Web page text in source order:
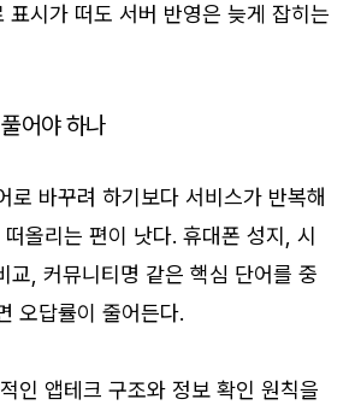
표시가 떠도 서버 반영은 늦게 잡히는
어야 하나
로 바꾸려 하기보다 서비스가 반복해
올리는 편이 낫다. 휴대폰 성지, 시
교, 커뮤니티명 같은 핵심 단어를 중
오답률이 줄어든다.
인 앱테크 구조와 정보 확인 원칙을